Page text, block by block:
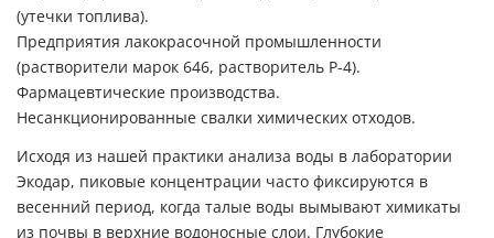
(утечки топлива).
Предприятия лакокрасочной промышленности
(растворители марок 646, растворитель Р-4).
Фармацевтические производства.
Несанкционированные свалки химических отходов.
Исходя из нашей практики анализа воды в лаборатории
Экодар, пиковые концентрации часто фиксируются в
весенний период, когда талые воды вымывают химикаты
из почвы в верхние водоносные слои. Глубокие